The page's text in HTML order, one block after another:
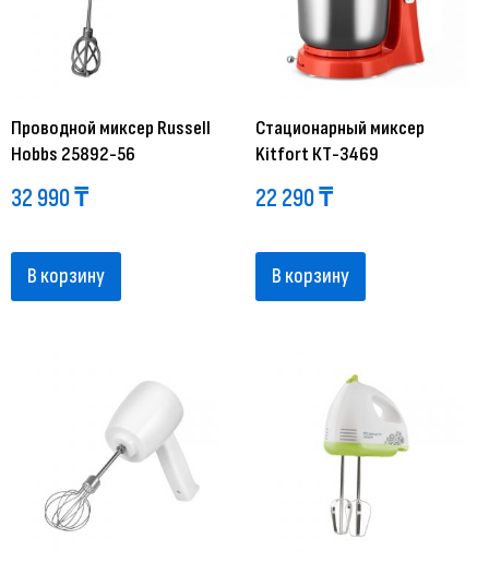
Проводной миксер Russell
Hobbs 25892-56
32 990₸
В корзину
Стационарный миксер
Kitfort КТ-3469
22 290₸
В корзину